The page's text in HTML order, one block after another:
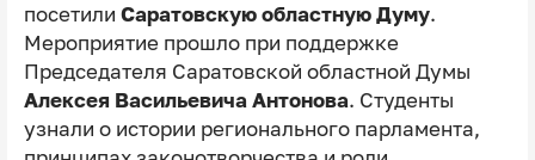
посетили Саратовскую областную Думу.
Мероприятие прошло при поддержке
Председателя Саратовской областной Думы
Алексея Васильевича Антонова. Студенты
узнали о истории регионального парламента,